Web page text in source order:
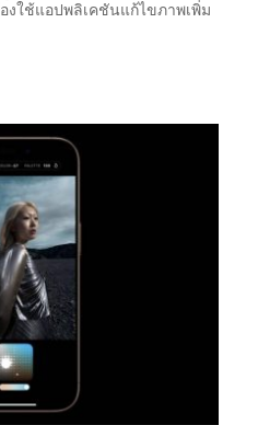
งใช้แอปพลิเคชันแก้ไขภาพเพิ่ม